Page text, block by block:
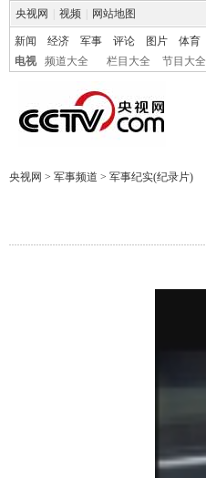
央视网 视频 网站地图
新闻 经济 军事 评论 图片 体育
电视
频道大全 栏目大全 节目大全
央视网 > 军事频道 > 军事纪实(纪录片)